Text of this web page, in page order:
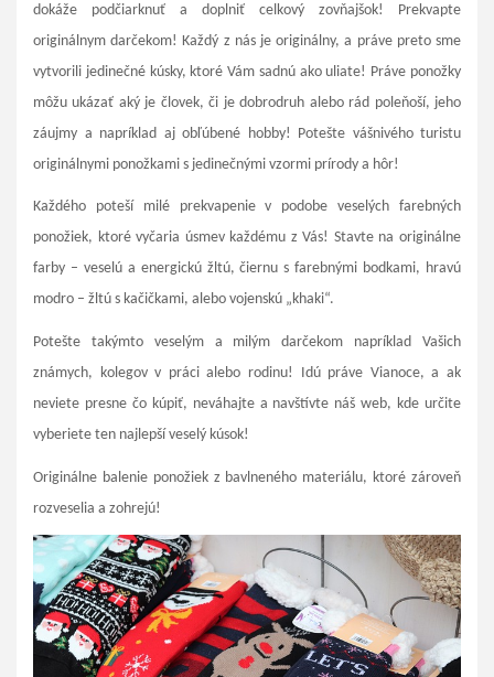
dokáže podčiarknuť a doplniť celkový zovňajšok! Prekvapte
originálnym darčekom! Každý z nás je originálny, a práve preto sme
vytvorili jedinečné kúsky, ktoré Vám sadnú ako uliate! Práve ponožky
môžu ukázať aký je človek, či je dobrodruh alebo rád poleňoší, jeho
záujmy a napríklad aj obľúbené hobby! Potešte vášnivého turistu
originálnymi ponožkami s jedinečnými vzormi prírody a hôr!
Každého poteší milé prekvapenie v podobe veselých farebných
ponožiek, ktoré vyčaria úsmev každému z Vás! Stavte na originálne
farby – veselú a energickú žltú, čiernu s farebnými bodkami, hravú
modro – žltú s kačičkami, alebo vojenskú „khaki“.
Potešte takýmto veselým a milým darčekom napríklad Vašich
známych, kolegov v práci alebo rodinu! Idú práve Vianoce, a ak
neviete presne čo kúpiť, neváhajte a navštívte náš web, kde určite
vyberiete ten najlepší veselý kúsok!
Originálne balenie ponožiek z bavlneného materiálu, ktoré zároveň
rozveselia a zohrejú!